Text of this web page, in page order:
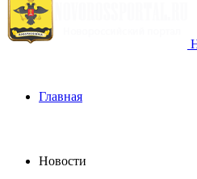
Главная
Новости